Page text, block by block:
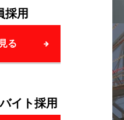
採用
る
イト採用